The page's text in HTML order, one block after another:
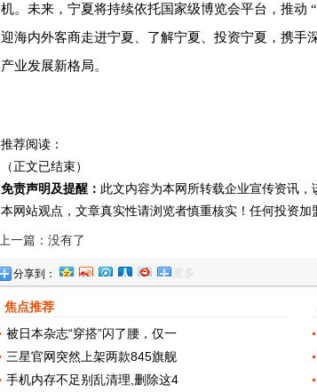
机。未来，宁夏将持续依托国家级博览会平台，推动
迎海内外客商走进宁夏、了解宁夏、投资宁夏，携手
产业发展新格局。
推荐阅读：
（正文已结束）
免责声明及提醒： 此文内容为本网所转载企业宣传资讯
本网站观点，文章真实性请浏览者慎重核实！任何投资加
上一篇：没有了
分享到： 更多
焦点推荐
被日本杂志“穿搭”闪了腰，仅一
三星官网突然上架两款845旗舰
手机内存不足别乱清理,删除这4